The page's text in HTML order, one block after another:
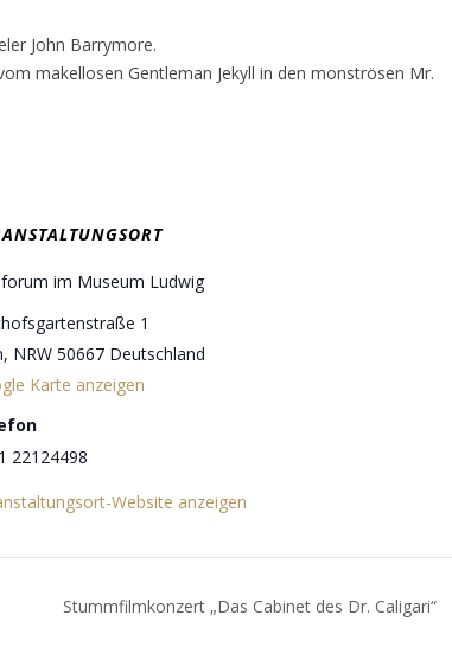
John Barrymore.
makellosen Gentleman Jekyll in den monströsen Mr.
im Museum Ludwig
1
, NRW 50667 Deutschland
Karte anzeigen
22124498
Website anzeigen
Stummfilmkonzert „Das Cabinet des Dr. Caligari“